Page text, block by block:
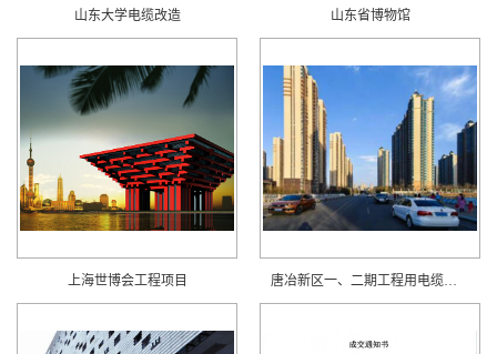
山东大学电缆改造 山东省博物馆
上海世博会工程项目 唐冶新区一、二期工程用电缆采购